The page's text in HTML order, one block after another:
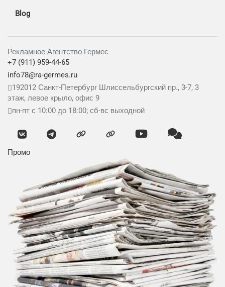
Blog
Рекламное Агентство Гермес
+7 (911) 959-44-65
info78@ra-germes.ru
192012 Санкт-Петербург Шлиссельбургский пр., 3-7, 3
этаж, левое крыло, офис 9
пн-пт с 10:00 до 18:00; сб-вс выходной
Промо